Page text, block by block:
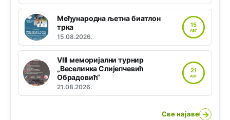
Међународна љетна биатлон
трка
15.08.2026.
15
АВГ
VIII меморијални турнир
„Веселинка Слијепчевић
Обрадовић“
21.08.2026.
21
АВГ
Све најаве →